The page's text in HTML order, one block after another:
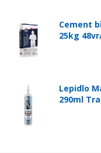
Cement
25kg
Lepidlo
290ml